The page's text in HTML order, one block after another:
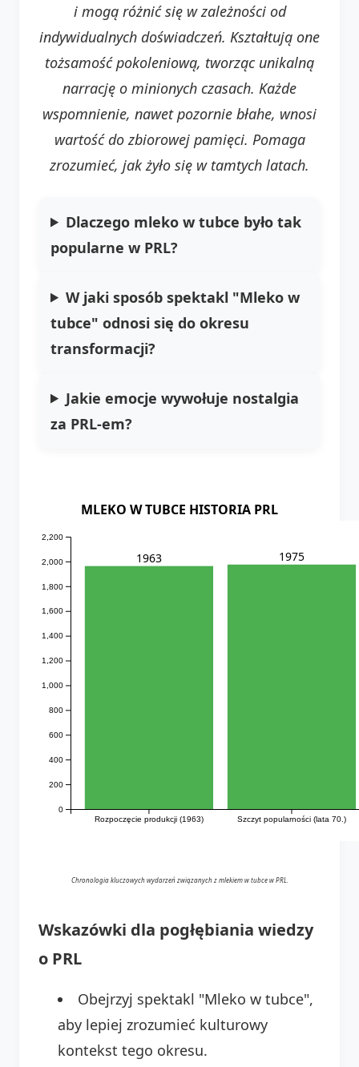
i mogą różnić się w zależności od
indywidualnych doświadczeń. Kształtują one
tożsamość pokoleniową, tworząc unikalną
narrację o minionych czasach. Każde
wspomnienie, nawet pozornie błahe, wnosi
wartość do zbiorowej pamięci. Pomaga
zrozumieć, jak żyło się w tamtych latach.
Dlaczego mleko w tubce było tak
popularne w PRL?
W jaki sposób spektakl "Mleko w
tubce" odnosi się do okresu
transformacji?
Jakie emocje wywołuje nostalgia
za PRL-em?
MLEKO W TUBCE HISTORIA PRL
Rozpoczęcie produkcji (1963) Szczyt popularności (lata 70.)
0
200
400
600
800
1,000
1,200
1,400
1,600
1,800
2,000
2,200
1963 1975
Chronologia kluczowych wydarzeń związanych z mlekiem w tubce w PRL.
Wskazówki dla pogłębiania wiedzy
o PRL
Obejrzyj spektakl "Mleko w tubce",
aby lepiej zrozumieć kulturowy
kontekst tego okresu.